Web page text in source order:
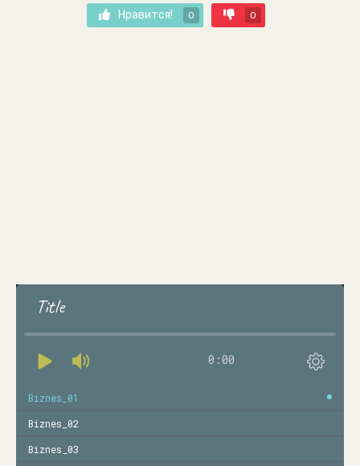
Нравится! 0 0
Title
0:00
Biznes_01
Biznes_02
Biznes_03